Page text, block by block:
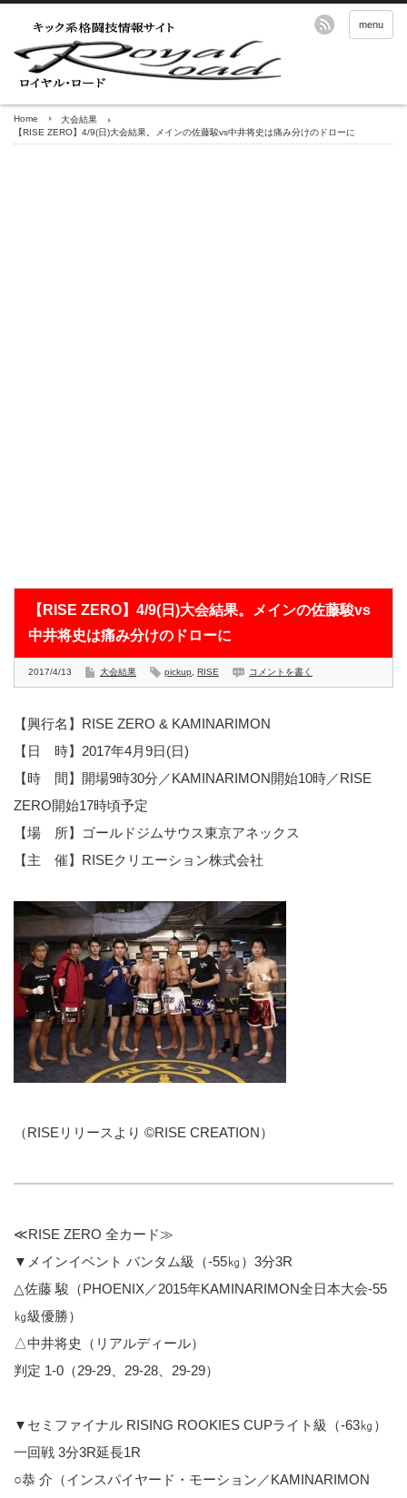
menu
Home
大会結果
【RISE ZERO】4/9(日)大会結果。メインの佐藤駿vs中井将史は痛み分けのドローに
【RISE ZERO】4/9(日)大会結果。メインの佐藤駿vs
中井将史は痛み分けのドローに
2017/4/13 大会結果 pickup RISE コメントを書く
【興行名】RISE ZERO & KAMINARIMON
【日 時】2017年4月9日(日)
【時 間】開場9時30分／KAMINARIMON開始10時／RISE
ZERO開始17時頃予定
【場 所】ゴールドジムサウス東京アネックス
【主 催】RISEクリエーション株式会社
（RISEリリースより ©RISE CREATION）
≪RISE ZERO 全カード≫
▼メインイベント バンタム級（-55㎏）3分3R
△佐藤 駿（PHOENIX／2015年KAMINARIMON全日本大会-55
㎏級優勝）
△中井将史（リアルディール）
判定 1-0（29-29、29-28、29-29）
▼セミファイナル RISING ROOKIES CUPライト級（-63㎏）
一回戦 3分3R延長1R
○恭 介（インスパイヤード・モーション／KAMINARIMON